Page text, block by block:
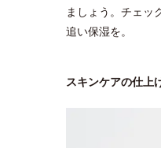
ましょう。チェッ
追い保湿を。
スキンケアの仕上